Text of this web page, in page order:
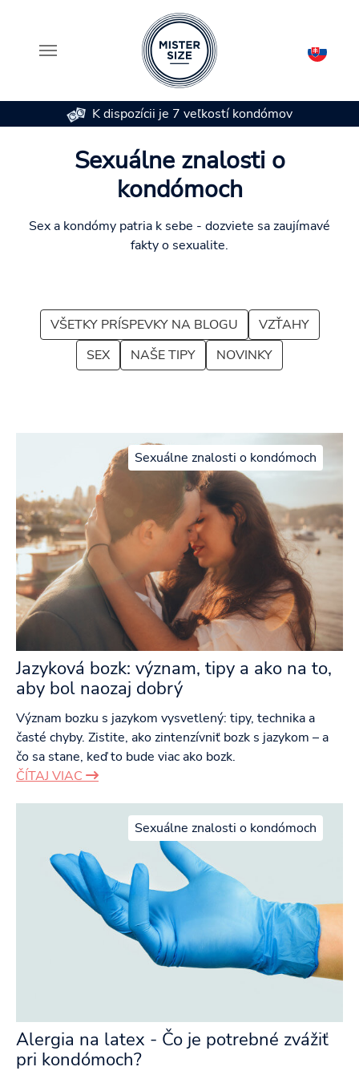
K dispozícii je 7 veľkostí kondómov
Sexuálne znalosti o
kondómoch
Sex a kondómy patria k sebe - dozviete sa zaujímavé
fakty o sexualite.
VŠETKY PRÍSPEVKY NA BLOGU
VZŤAHY
SEX
NAŠE TIPY NOVINKY
Sexuálne znalosti o kondómoch
Jazyková bozk: význam, tipy a ako na to,
aby bol naozaj dobrý
Význam bozku s jazykom vysvetlený: tipy, technika a
časté chyby. Zistite, ako zintenzívniť bozk s jazykom – a
čo sa stane, keď to bude viac ako bozk.
ČÍTAJ VIAC
Sexuálne znalosti o kondómoch
Alergia na latex - Čo je potrebné zvážiť
pri kondómoch?